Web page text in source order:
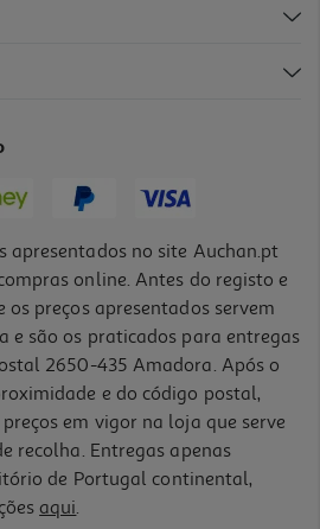
08 Nu
apresentados no site Auchan.pt
online. Antes do registo e
preços apresentados servem
e são os praticados para entregas
2650-435 Amadora. Após o
e do código postal,
em vigor na loja que serve
recolha. Entregas apenas
de Portugal continental,
aqui.